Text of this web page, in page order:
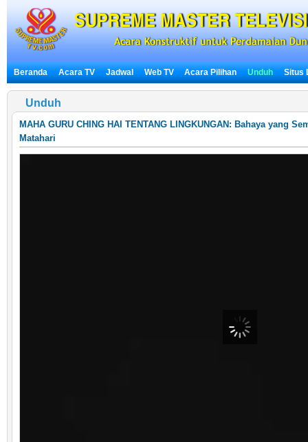
Beranda Acara TV Jadwal Web TV Acara Pilihan Unduh Situs
Unduh
MAHA GURU CHING HAI TENTANG LINGKUNGAN: Bahaya yang
Matahari